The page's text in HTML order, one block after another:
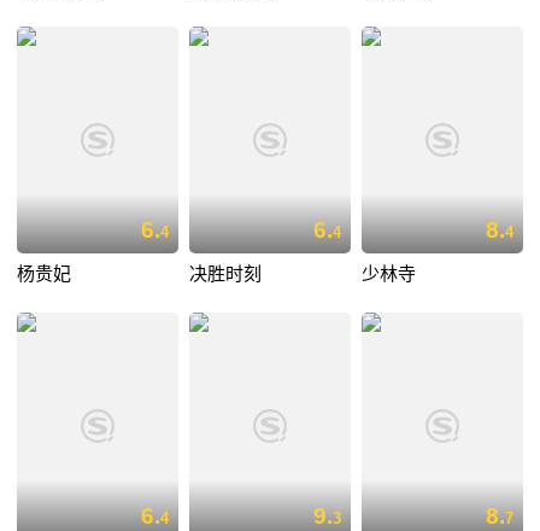
6.4
杨贵妃
6.4
决胜时刻
8.4
少林寺
6.4 9.3 8.7